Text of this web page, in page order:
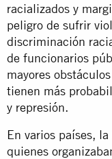
racializados y
peligro de sufrir
discriminación
de funcionarios
mayores
tienen más
y represión.
En varios países,
quienes